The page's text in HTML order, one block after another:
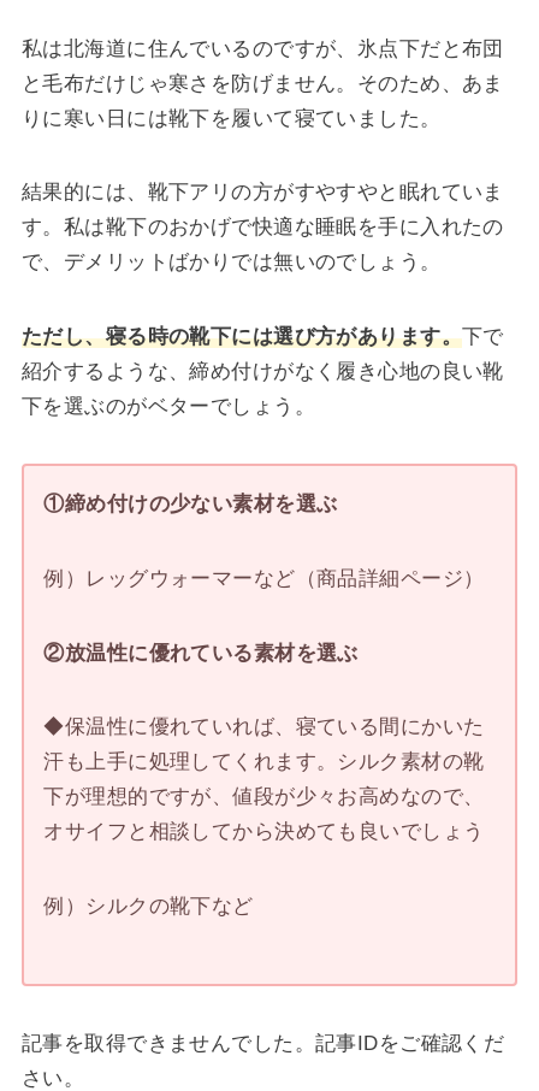
私は北海道に住んでいるのですが、氷点下だと布団
と毛布だけじゃ寒さを防げません。そのため、あま
りに寒い日には靴下を履いて寝ていました。
結果的には、靴下アリの方がすやすやと眠れていま
す。私は靴下のおかげで快適な睡眠を手に入れたの
で、デメリットばかりでは無いのでしょう。
ただし、寝る時の靴下には選び方があります。下で
紹介するような、締め付けがなく履き心地の良い靴
下を選ぶのがベターでしょう。
①締め付けの少ない素材を選ぶ
例）レッグウォーマーなど（商品詳細ページ）
②放温性に優れている素材を選ぶ
◆保温性に優れていれば、寝ている間にかいた
汗も上手に処理してくれます。シルク素材の靴
下が理想的ですが、値段が少々お高めなので、
オサイフと相談してから決めても良いでしょう
例）シルクの靴下など
記事を取得できませんでした。記事IDをご確認くだ
さい。